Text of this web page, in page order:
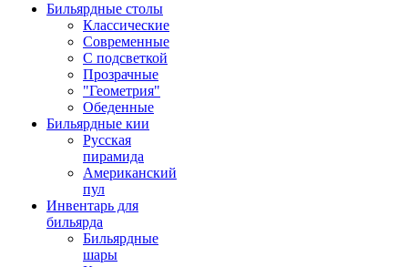
Бильярдные столы
Классические
Современные
С подсветкой
Прозрачные
"Геометрия"
Обеденные
Бильярдные кии
Русская
пирамида
Американский
пул
Инвентарь для
бильярда
Бильярдные
шары